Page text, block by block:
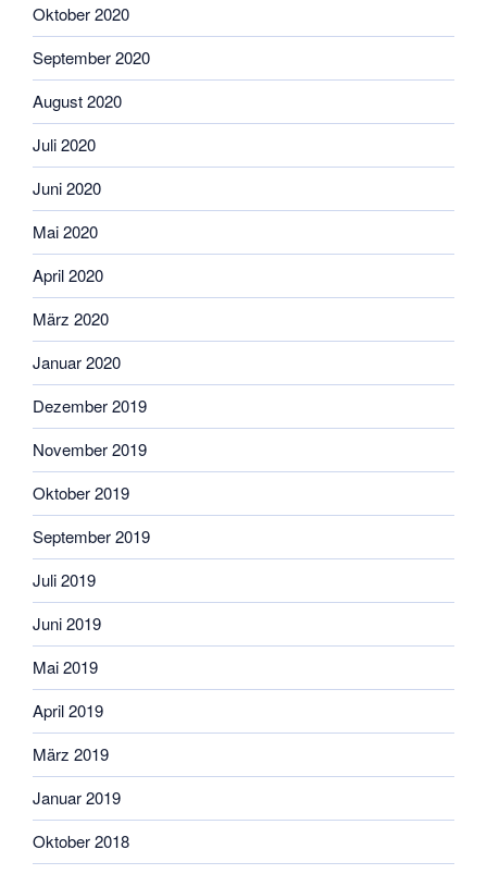
Oktober 2020
September 2020
August 2020
Juli 2020
Juni 2020
Mai 2020
April 2020
März 2020
Januar 2020
Dezember 2019
November 2019
Oktober 2019
September 2019
Juli 2019
Juni 2019
Mai 2019
April 2019
März 2019
Januar 2019
Oktober 2018